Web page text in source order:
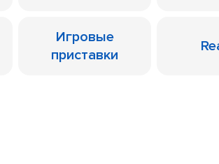
Игровые
приставки